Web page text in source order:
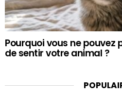
Pourquoi vous ne pouvez
de sentir votre animal ?